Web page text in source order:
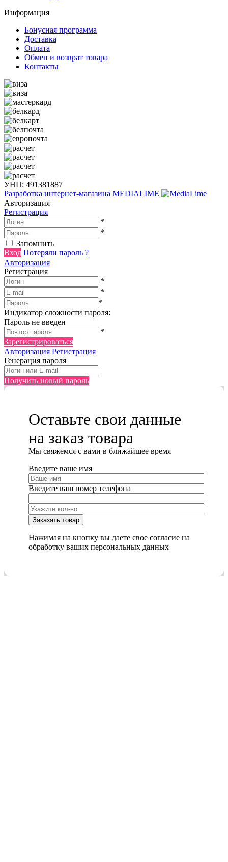
Информация
Бонусная программа
Доставка
Оплата
Обмен и возврат товара
Контакты
УНП: 491381887
Разработка интернет-магазина MEDIALIME
Авторизация
Регистрация
*
*
Запомнить
Вход Потеряли пароль ?
Авторизация
Регистрация
*
*
*
Индикатор сложности пароля:
Пароль не введен
*
Зарегистрироваться
Авторизация Регистрация
Генерация пароля
Получить новый пароль
Оставьте свои данные
на заказ товара
Мы cвяжемся с вами в ближайшее время
Введите ваше имя
Введите ваш номер телефона
Нажимая на кнопку вы даете свое согласие на
обработку ваших персональных данных